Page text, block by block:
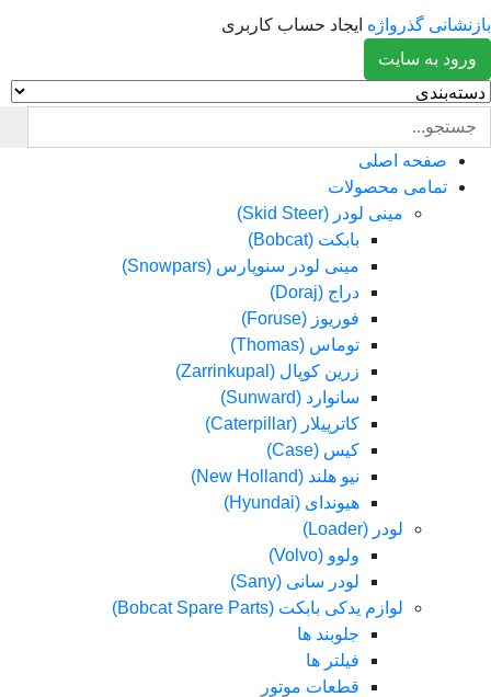
گذرواژه ایجاد حساب کاربری
به سایت
صفحه اصلی
تمامی محصولات
مینی لودر (Skid Steer)
بابکت (Bobcat)
مینی لودر سنوپارس (Snowpars)
دراج (Doraj)
فوریوز (Foruse)
توماس (Thomas)
زرین کوپال (Zarrinkupal)
سانوارد (Sunward)
کاترپیلار (Caterpillar)
کیس (Case)
نیو هلند (New Holland)
هیوندای (Hyundai)
لودر (Loader)
ولوو (Volvo)
لودر سانی (Sany)
لوازم یدکی بابکت (Bobcat Spare Parts)
جلوبند ها
فیلتر ها
قطعات موتور